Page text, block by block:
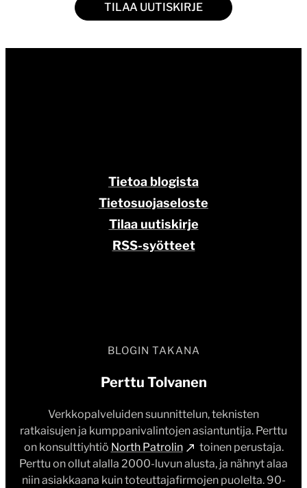
TILAA UUTISKIRJE
BLOGIN TAKANA
Perttu Tolvanen
Verkkopalveluiden suunnittelun, teknisten
ratkaisujen ja kumppanivalintojen asiantuntija. Perttu
on konsulttiyhtiö North Patrolin
toinen perustaja.
Perttu on ollut alalla 2000-luvun alusta, ja nähnyt alaa
niin asiakkaana kuin toteuttajafirmojen puolelta. 90-
Tietoa blogista
Tietosuojaseloste
Tilaa uutiskirje
RSS-syötteet